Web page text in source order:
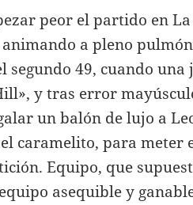
peor el partido en
a pleno
segundo 49, cuando
y tras error
un balón de lujo a
caramelito, para meter
Equipo, que
asequible y